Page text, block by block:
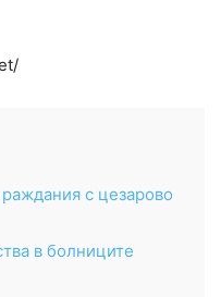
с цезарово
в болниците